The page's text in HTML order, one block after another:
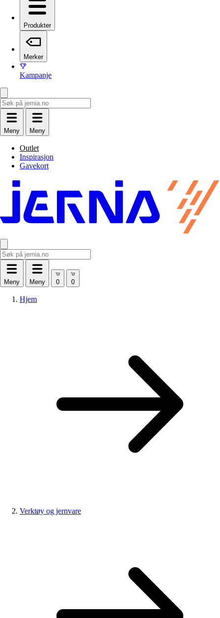
Produkter
Merker
Kampanje
Meny Meny
Outlet
Inspirasjon
Gavekort
Meny Meny
Hjem
Verktøy og jernvare